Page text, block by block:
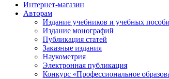
Интернет-магазин
Авторам
Издание учебников и учебных
Издание монографий
Публикация статей
Заказные издания
Наукометрия
Электронная публикация
Конкурс «Профессиональное